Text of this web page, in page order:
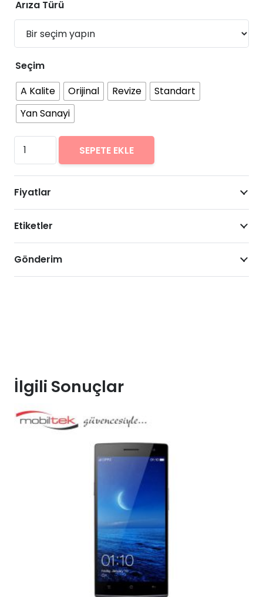
Arıza Türü
Seçim
A Kalite
Orijinal Revize
Standart
Yan Sanayi
Oppo
F11
Pro
Arıza
Onarımı
Fiyatları
adet
SEPETE EKLE
Fiyatlar
Etiketler
Gönderim
İlgili Sonuçlar